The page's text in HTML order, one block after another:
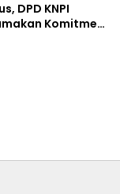
DPD KNPI
Komitmen